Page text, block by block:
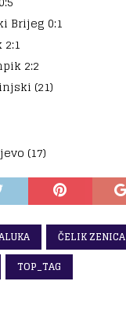
Brijeg 0:1
2:2
(21)
(17)
ČELIK ZENICA
TOP_TAG